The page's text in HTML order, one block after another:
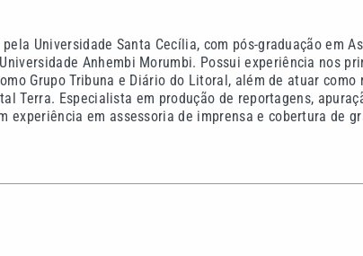
Universidade Santa Cecília, com pós-graduação em
Anhembi Morumbi. Possui experiência nos
Grupo Tribuna e Diário do Litoral, além de atuar
Terra. Especialista em produção de reportagens,
experiência em assessoria de imprensa e cobertura de